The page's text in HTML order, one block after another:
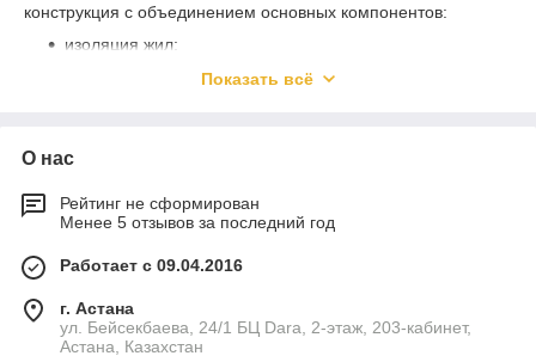
конструкция с объединением основных компонентов:
изоляция жил;
оболочка для защиты от воздействия влаги, кислот и
устраняют скапливающиеся пустоты между
наружная изоляция, которая исключает риск
механических повреждений.
В интернет-магазине «Алматы КазКабель» можно выгодно
АВВГ, АПВ, ВВГ, КУГВШ, СБ, АСБ, а также их модификации с
разными конструктивными особенностями. Выберите
оптимальный вариант с учетом:
Показать всё
О нас
Рейтинг не сформирован
Менее 5 отзывов за последний год
Работает с 09.04.2016
г. Астана
ул. Бейсекбаева, 24/1 БЦ Dara, 2-этаж, 203-кабинет,
Астана, Казахстан